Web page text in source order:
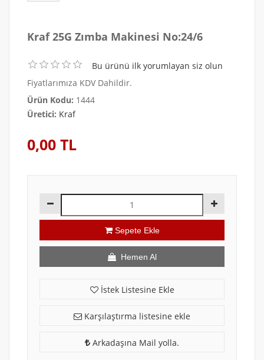
Kraf 25G Zımba Makinesi No:24/6
Bu ürünü ilk yorumlayan siz olun
Fiyatlarımıza KDV Dahildir.
Ürün Kodu: 1444
Üretici: Kraf
0,00 TL
Sepete Ekle
Hemen Al
İstek Listesine Ekle
Karşılaştırma listesine ekle
Arkadaşına Mail yolla.